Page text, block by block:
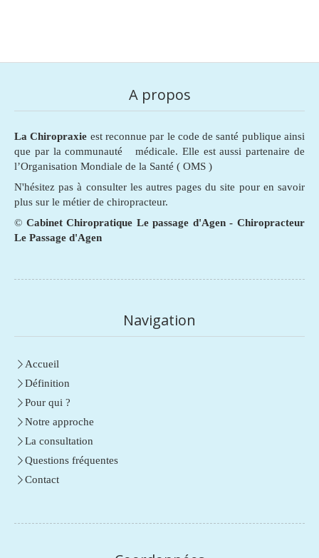
A propos
La Chiropraxie est reconnue par le code de santé publique ainsi
que par la communauté médicale. Elle est aussi partenaire de
l’Organisation Mondiale de la Santé ( OMS )
N'hésitez pas à consulter les autres pages du site pour en savoir
plus sur le métier de chiropracteur.
© Cabinet Chiropratique Le passage d'Agen - Chiropracteur
Le Passage d'Agen
Navigation
Accueil
Définition
Pour qui ?
Notre approche
La consultation
Questions fréquentes
Contact